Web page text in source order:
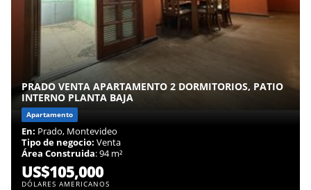
PRADO VENTA APARTAMENTO 2 DORMITORIOS, PATIO
INTERNO PLANTA BAJA
Apartamento
En: Prado, Montevideo
Tipo de negocio: Venta
Área Construida: 94 m²
US$105,000
DÓLARES AMERICANOS